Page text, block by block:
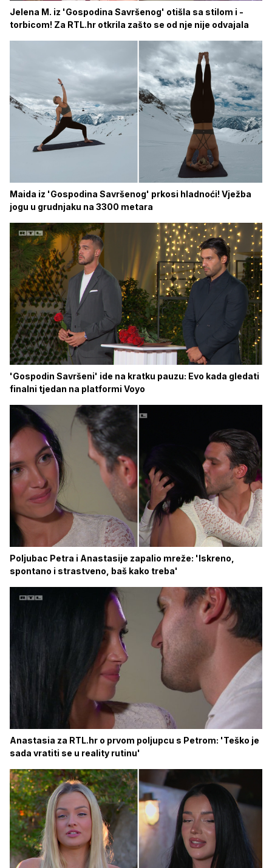
Jelena M. iz 'Gospodina Savršenog' otišla sa stilom i -
torbicom! Za RTL.hr otkrila zašto se od nje nije odvajala
Maida iz 'Gospodina Savršenog' prkosi hladnoći! Vježba
jogu u grudnjaku na 3300 metara
'Gospodin Savršeni' ide na kratku pauzu: Evo kada gledati
finalni tjedan na platformi Voyo
Poljubac Petra i Anastasije zapalio mreže: 'Iskreno,
spontano i strastveno, baš kako treba'
Anastasia za RTL.hr o prvom poljupcu s Petrom: 'Teško je
sada vratiti se u reality rutinu'